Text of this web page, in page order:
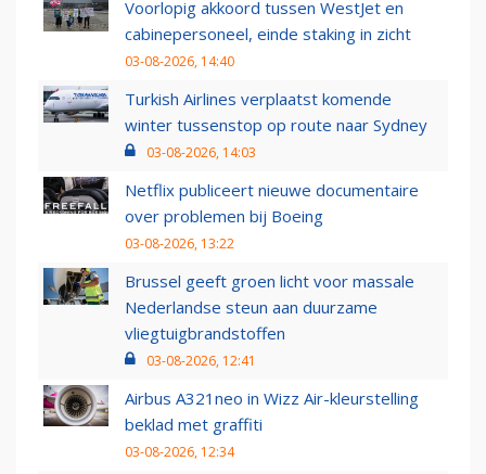
Voorlopig akkoord tussen WestJet en
cabinepersoneel, einde staking in zicht
03-08-2026, 14:40
Turkish Airlines verplaatst komende
winter tussenstop op route naar Sydney
03-08-2026, 14:03
Netflix publiceert nieuwe documentaire
over problemen bij Boeing
03-08-2026, 13:22
Brussel geeft groen licht voor massale
Nederlandse steun aan duurzame
vliegtuigbrandstoffen
03-08-2026, 12:41
Airbus A321neo in Wizz Air-kleurstelling
beklad met graffiti
03-08-2026, 12:34